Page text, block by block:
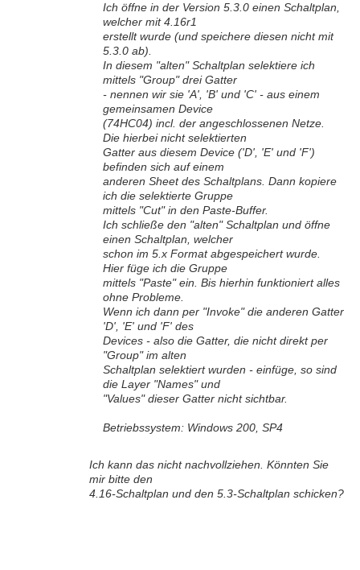
Ich öffne in der Version 5.3.0 einen Schaltplan,
welcher mit 4.16r1
erstellt wurde (und speichere diesen nicht mit
5.3.0 ab).
In diesem "alten" Schaltplan selektiere ich
mittels "Group" drei Gatter
- nennen wir sie 'A', 'B' und 'C' - aus einem
gemeinsamen Device
(74HC04) incl. der angeschlossenen Netze.
Die hierbei nicht selektierten
Gatter aus diesem Device ('D', 'E' und 'F')
befinden sich auf einem
anderen Sheet des Schaltplans. Dann kopiere
ich die selektierte Gruppe
mittels "Cut" in den Paste-Buffer.
Ich schließe den "alten" Schaltplan und öffne
einen Schaltplan, welcher
schon im 5.x Format abgespeichert wurde.
Hier füge ich die Gruppe
mittels "Paste" ein. Bis hierhin funktioniert alles
ohne Probleme.
Wenn ich dann per "Invoke" die anderen Gatter
'D', 'E' und 'F' des
Devices - also die Gatter, die nicht direkt per
"Group" im alten
Schaltplan selektiert wurden - einfüge, so sind
die Layer "Names" und
"Values" dieser Gatter nicht sichtbar.
Betriebssystem: Windows 200, SP4
Ich kann das nicht nachvollziehen. Könnten Sie
mir bitte den
4.16-Schaltplan und den 5.3-Schaltplan schicken?